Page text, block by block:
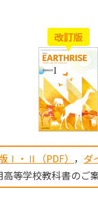
改訂版
Ⅰ・Ⅱ（PDF） ， ダ
高等学校教科書のご